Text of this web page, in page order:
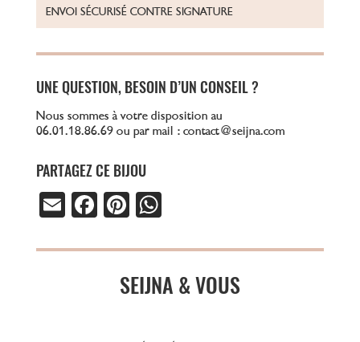
ENVOI SÉCURISÉ CONTRE SIGNATURE
UNE QUESTION, BESOIN D’UN CONSEIL ?
Nous sommes à votre disposition au
06.01.18.86.69 ou par mail : contact@seijna.com
PARTAGEZ CE BIJOU
E
ail
Fa
b
Pi
er
es
ts
A
SEIJNA & VOUS